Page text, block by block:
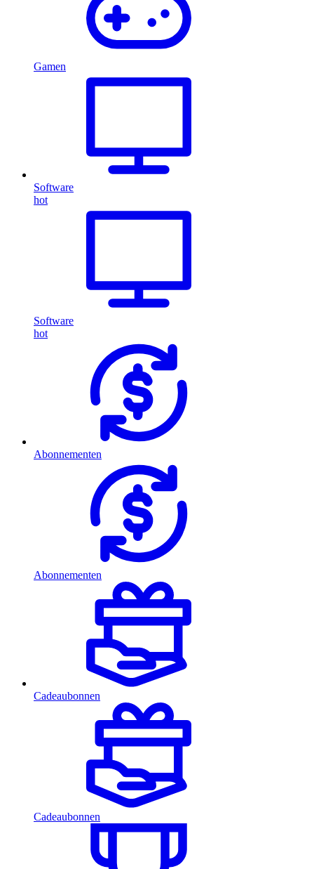
Gamen
Software
hot
Software
hot
Abonnementen
Abonnementen
Cadeaubonnen
Cadeaubonnen